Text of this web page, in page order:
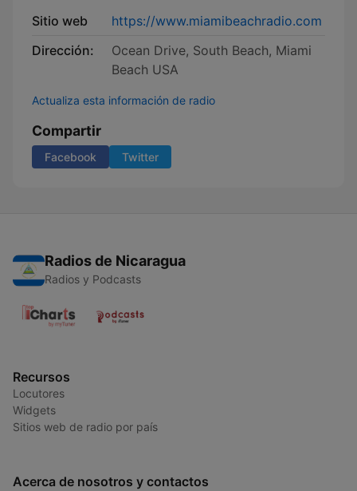
Sitio web
https://www.miamibeachradio.com
Dirección:
Ocean Drive, South Beach, Miami
Beach USA
Actualiza esta información de radio
Compartir
Facebook Twitter
Radios de Nicaragua
Radios y Podcasts
Recursos
Locutores
Widgets
Sitios web de radio por país
Acerca de nosotros y contactos